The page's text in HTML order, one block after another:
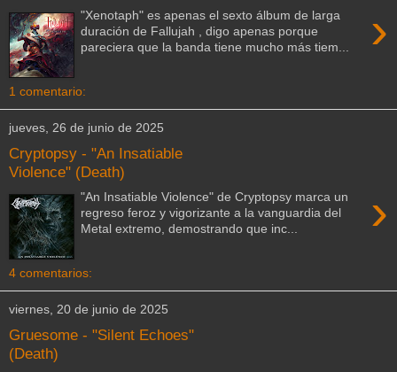
›
"Xenotaph" es apenas el sexto álbum de larga
duración de Fallujah , digo apenas porque
pareciera que la banda tiene mucho más tiem...
1 comentario:
jueves, 26 de junio de 2025
Cryptopsy - "An Insatiable
Violence" (Death)
›
"An Insatiable Violence" de Cryptopsy marca un
regreso feroz y vigorizante a la vanguardia del
Metal extremo, demostrando que inc...
4 comentarios:
viernes, 20 de junio de 2025
Gruesome - "Silent Echoes"
(Death)